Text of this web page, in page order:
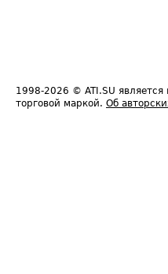
1998-2026 © ATI.SU
торговой маркой. Об